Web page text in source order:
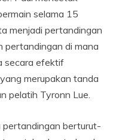
selama 15
menjadi pertandingan
di mana
secara efektif
merupakan tanda
pelatih Tyronn Lue.
pertandingan berturut-